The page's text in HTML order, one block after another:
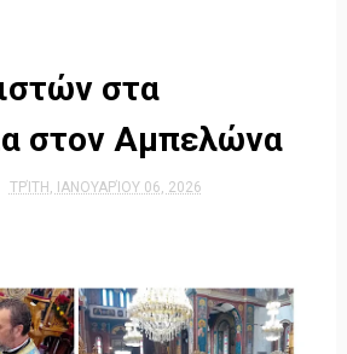
στα
στον Αμπελώνα
ΤΡΊΤΗ, ΙΑΝΟΥΑΡΊΟΥ 06, 2026